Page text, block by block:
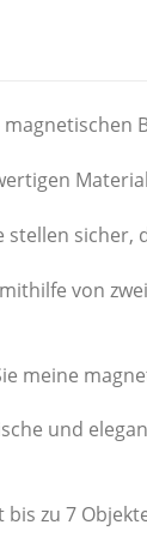
magnetischen
stellen
von
meine
und
zu 7